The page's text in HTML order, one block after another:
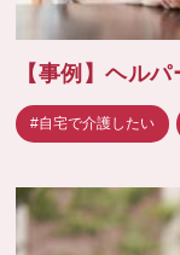
【事例】ヘル
#自宅で介護したい